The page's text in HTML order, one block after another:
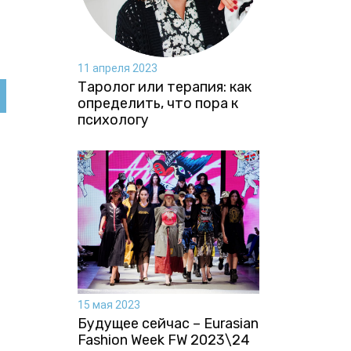
11 апреля 2023
Таролог или терапия: как
определить, что пора к
психологу
15 мая 2023
Будущее сейчас – Eurasian
Fashion Week FW 2023\24